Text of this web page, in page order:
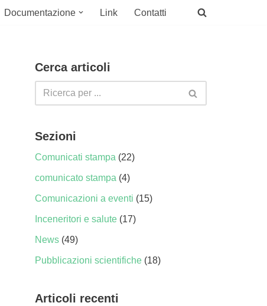
Documentazione Link Contatti
Cerca articoli
Sezioni
Comunicati stampa (22)
comunicato stampa (4)
Comunicazioni a eventi (15)
Inceneritori e salute (17)
News (49)
Pubblicazioni scientifiche (18)
Articoli recenti